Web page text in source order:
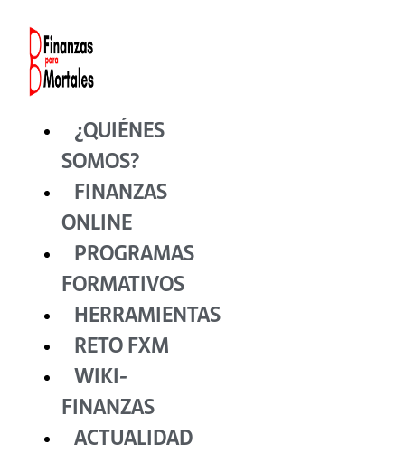
contenido
¿QUIÉNES
SOMOS?
FINANZAS
ONLINE
PROGRAMAS
FORMATIVOS
HERRAMIENTAS
RETO FXM
WIKI-
FINANZAS
ACTUALIDAD